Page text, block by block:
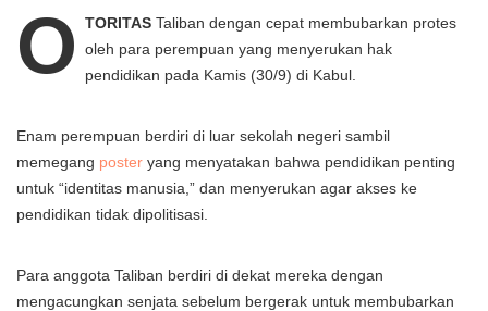
O TORITASTaliban dengan cepat membubarkan protes
oleh para perempuan yang menyerukan hak
pendidikan pada Kamis (30/9) di Kabul.
Enam perempuan berdiri di luar sekolah negeri sambil
memegang poster yang menyatakan bahwa pendidikan penting
untuk “identitas manusia,” dan menyerukan agar akses ke
pendidikan tidak dipolitisasi.
Para anggota Taliban berdiri di dekat mereka dengan
mengacungkan senjata sebelum bergerak untuk membubarkan